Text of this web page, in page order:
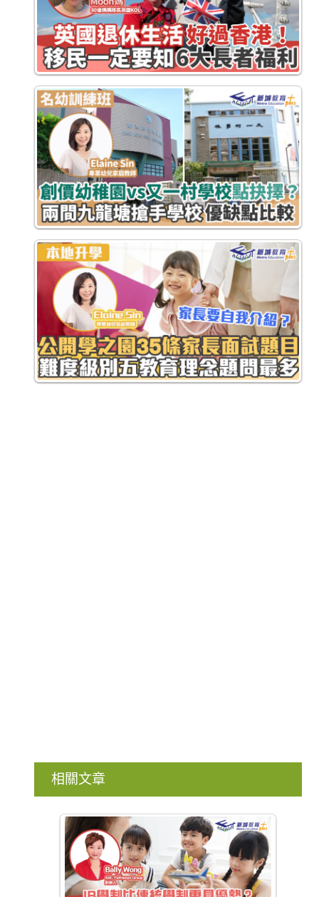
相關文章